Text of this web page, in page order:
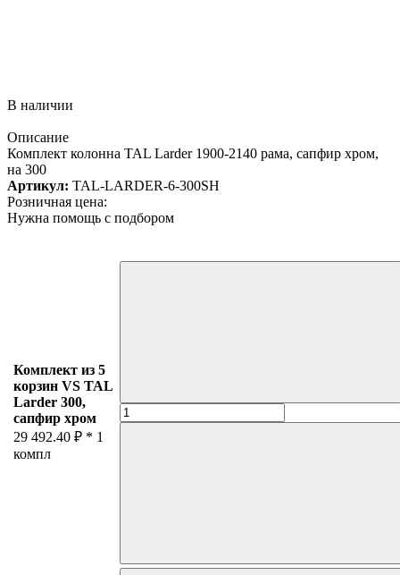
В наличии
Описание
Комплект колонна TAL Larder 1900-2140 рама, сапфир хром,
на 300
Артикул: TAL-LARDER-6-300SH
Розничная цена:
Нужна помощь с подбором
Комплект из 5
корзин VS TAL
Larder 300,
сапфир хром
29 492.40 ₽ * 1
компл